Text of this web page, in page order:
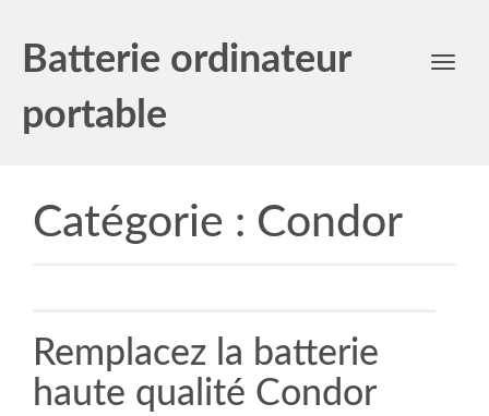
Batterie ordinateur
portable
Toggle
Catégorie : Condor
Remplacez la batterie
haute qualité Condor